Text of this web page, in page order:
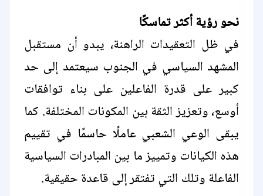
نحو رؤية أكثر تماسكًا
في ظل التعقيدات الراهنة، يبدو أن مستقبل
المشهد السياسي في الجنوب سيعتمد إلى حد
كبير على قدرة الفاعلين على بناء توافقات
أوسع، وتعزيز الثقة بين المكونات المختلفة. كما
يبقى الوعي الشعبي عاملًا حاسمًا في تقييم
هذه الكيانات وتمييز ما بين المبادرات السياسية
الفاعلة وتلك التي تفتقر إلى قاعدة حقيقية.